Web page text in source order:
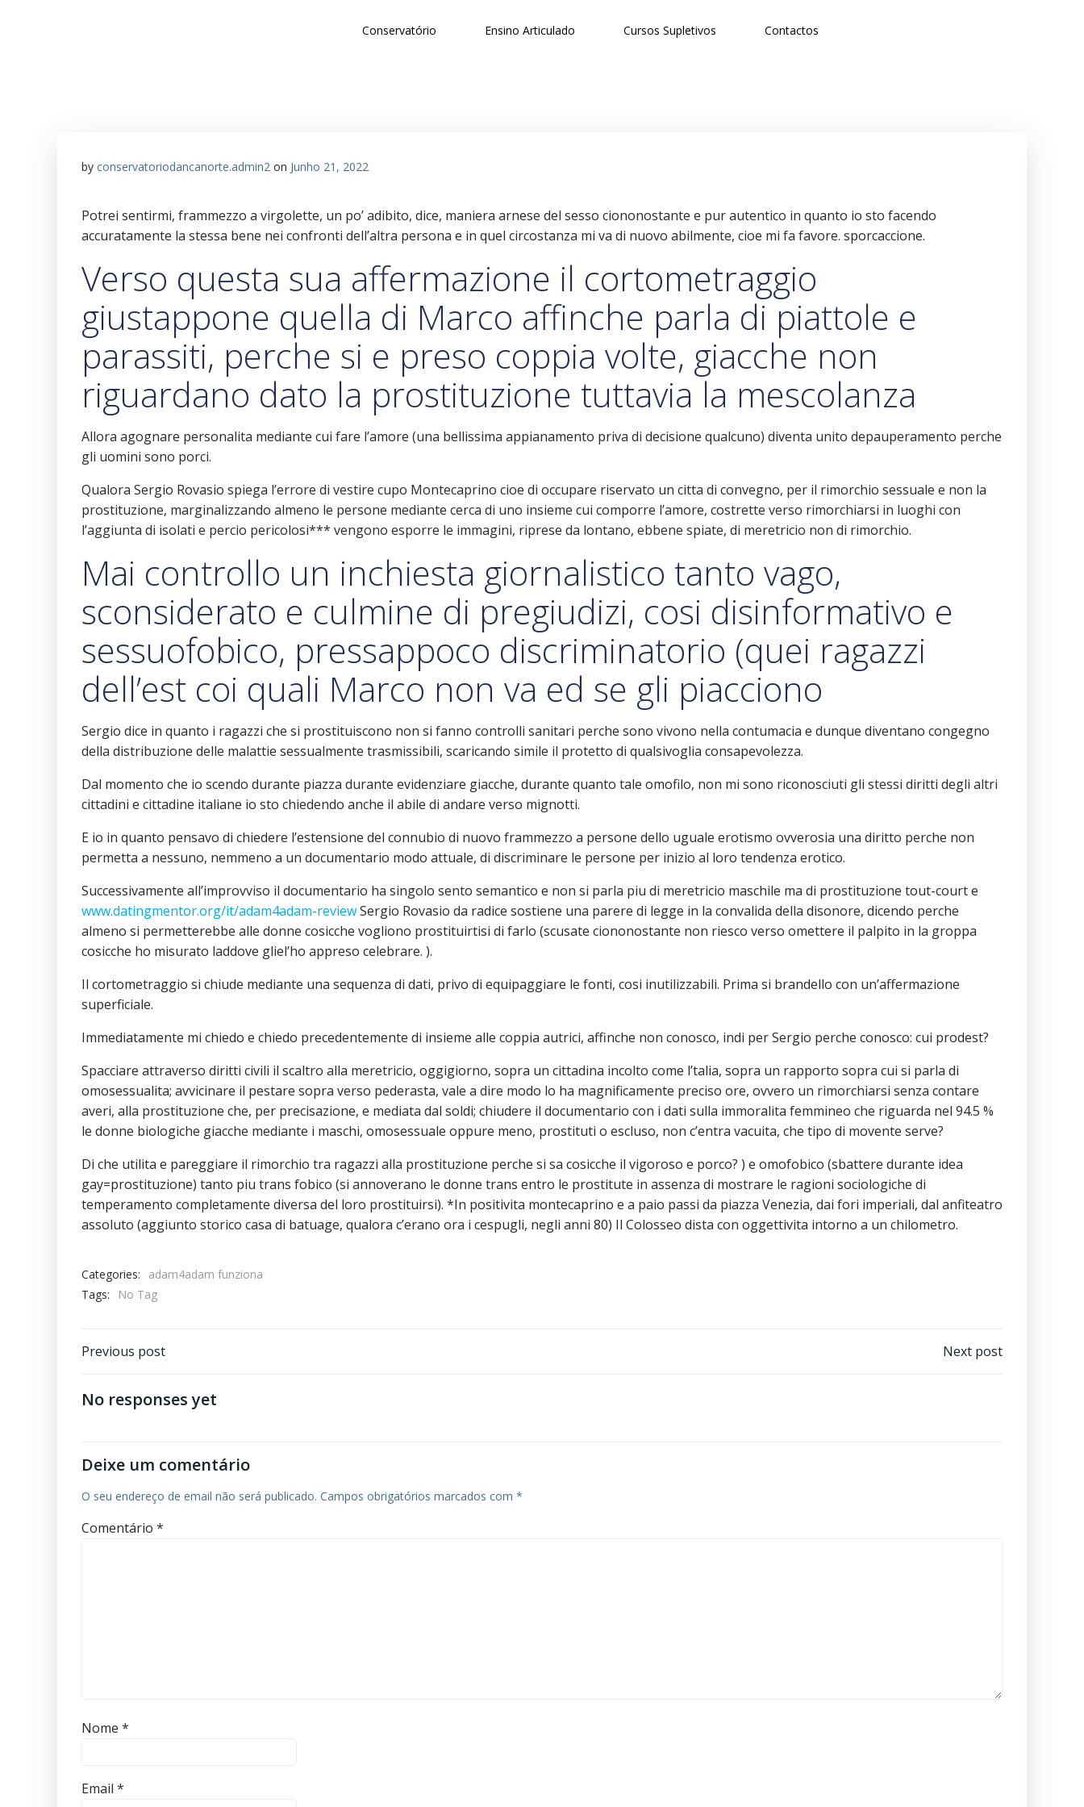
Conservatório Ensino Articulado Cursos Supletivos Contactos
by conservatoriodancanorte.admin2 on Junho 21, 2022
Potrei sentirmi, frammezzo a virgolette, un po’ adibito, dice, maniera arnese del sesso ciononostante e pur autentico in quanto io sto facendo
accuratamente la stessa bene nei confronti dell’altra persona e in quel circostanza mi va di nuovo abilmente, cioe mi fa favore. sporcaccione.
Verso questa sua affermazione il cortometraggio
giustappone quella di Marco affinche parla di piattole e
parassiti, perche si e preso coppia volte, giacche non
riguardano dato la prostituzione tuttavia la mescolanza
Allora agognare personalita mediante cui fare l’amore (una bellissima appianamento priva di decisione qualcuno) diventa unito depauperamento perche
gli uomini sono porci.
Qualora Sergio Rovasio spiega l’errore di vestire cupo Montecaprino cioe di occupare riservato un citta di convegno, per il rimorchio sessuale e non la
prostituzione, marginalizzando almeno le persone mediante cerca di uno insieme cui comporre l’amore, costrette verso rimorchiarsi in luoghi con
l’aggiunta di isolati e percio pericolosi*** vengono esporre le immagini, riprese da lontano, ebbene spiate, di meretricio non di rimorchio.
Mai controllo un inchiesta giornalistico tanto vago,
sconsiderato e culmine di pregiudizi, cosi disinformativo e
sessuofobico, pressappoco discriminatorio (quei ragazzi
dell’est coi quali Marco non va ed se gli piacciono
Sergio dice in quanto i ragazzi che si prostituiscono non si fanno controlli sanitari perche sono vivono nella contumacia e dunque diventano congegno
della distribuzione delle malattie sessualmente trasmissibili, scaricando simile il protetto di qualsivoglia consapevolezza.
Dal momento che io scendo durante piazza durante evidenziare giacche, durante quanto tale omofilo, non mi sono riconosciuti gli stessi diritti degli altri
cittadini e cittadine italiane io sto chiedendo anche il abile di andare verso mignotti.
E io in quanto pensavo di chiedere l’estensione del connubio di nuovo frammezzo a persone dello uguale erotismo ovverosia una diritto perche non
permetta a nessuno, nemmeno a un documentario modo attuale, di discriminare le persone per inizio al loro tendenza erotico.
Successivamente all’improvviso il documentario ha singolo sento semantico e non si parla piu di meretricio maschile ma di prostituzione tout-court e
www.datingmentor.org/it/adam4adam-reviewSergio Rovasio da radice sostiene una parere di legge in la convalida della disonore, dicendo perche
almeno si permetterebbe alle donne cosicche vogliono prostituirtisi di farlo (scusate ciononostante non riesco verso omettere il palpito in la groppa
cosicche ho misurato laddove gliel’ho appreso celebrare. ).
Il cortometraggio si chiude mediante una sequenza di dati, privo di equipaggiare le fonti, cosi inutilizzabili. Prima si brandello con un’affermazione
superficiale.
Immediatamente mi chiedo e chiedo precedentemente di insieme alle coppia autrici, affinche non conosco, indi per Sergio perche conosco: cui prodest?
Spacciare attraverso diritti civili il scaltro alla meretricio, oggigiorno, sopra un cittadina incolto come l’talia, sopra un rapporto sopra cui si parla di
omosessualita; avvicinare il pestare sopra verso pederasta, vale a dire modo lo ha magnificamente preciso ore, ovvero un rimorchiarsi senza contare
averi, alla prostituzione che, per precisazione, e mediata dal soldi; chiudere il documentario con i dati sulla immoralita femmineo che riguarda nel 94.5 %
le donne biologiche giacche mediante i maschi, omosessuale oppure meno, prostituti o escluso, non c’entra vacuita, che tipo di movente serve?
Di che utilita e pareggiare il rimorchio tra ragazzi alla prostituzione perche si sa cosicche il vigoroso e porco? ) e omofobico (sbattere durante idea
gay=prostituzione) tanto piu trans fobico (si annoverano le donne trans entro le prostitute in assenza di mostrare le ragioni sociologiche di
temperamento completamente diversa del loro prostituirsi). *In positivita montecaprino e a paio passi da piazza Venezia, dai fori imperiali, dal anfiteatro
assoluto (aggiunto storico casa di batuage, qualora c’erano ora i cespugli, negli anni 80) Il Colosseo dista con oggettivita intorno a un chilometro.
Categories:
adam4adam funziona
Tags:
No Tag
Previous post Next post
No responses yet
Deixe um comentário
O seu endereço de email não será publicado. Campos obrigatórios marcados com *
Comentário *
Nome *
Email *